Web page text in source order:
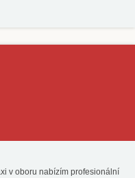
v oboru nabízím profesionální